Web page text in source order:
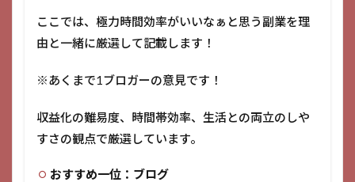
ここでは、極力時間効率がいいなぁと思う副業を理
由と一緒に厳選して記載します！
※あくまで1ブロガーの意見です！
収益化の難易度、時間帯効率、生活との両立のしや
すさの観点で厳選しています。
おすすめ一位：ブログ